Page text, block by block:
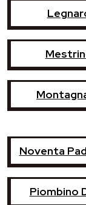
Noventa
Piombino